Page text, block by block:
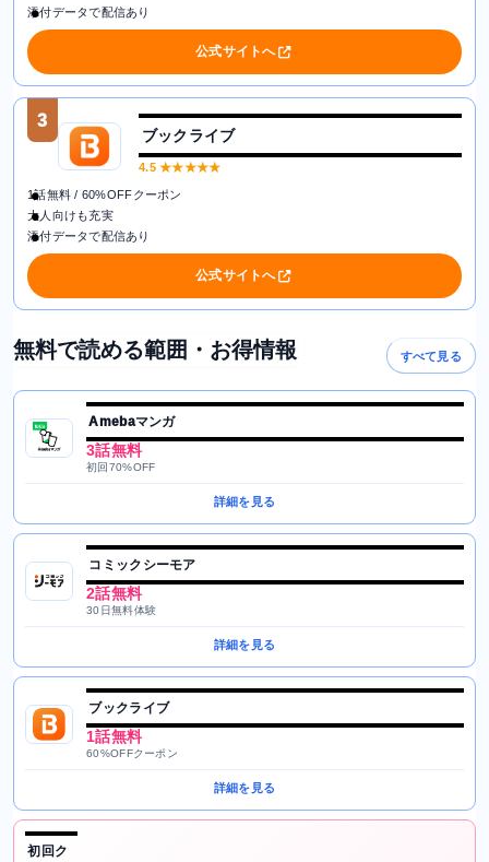
添付データで配信あり
公式サイトへ
3
ブックライブ
4.5★★★★★
1話無料 / 60%OFFクーポン
大人向けも充実
添付データで配信あり
公式サイトへ
無料で読める範囲・お得情報 すべて見る
Amebaマンガ
3話無料
初回70%OFF
詳細を見る
コミックシーモア
2話無料
30日無料体験
詳細を見る
ブックライブ
1話無料
60%OFFクーポン
詳細を見る
初回ク